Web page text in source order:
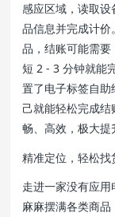
感应区域，读取
品信息并完成计
品，结账可能需
短 2 - 3 分钟就能
置了电子标签自
己就能轻松完成
畅、高效，极大提
精准定位，轻松找
走进一家没有应
麻麻摆满各类商品